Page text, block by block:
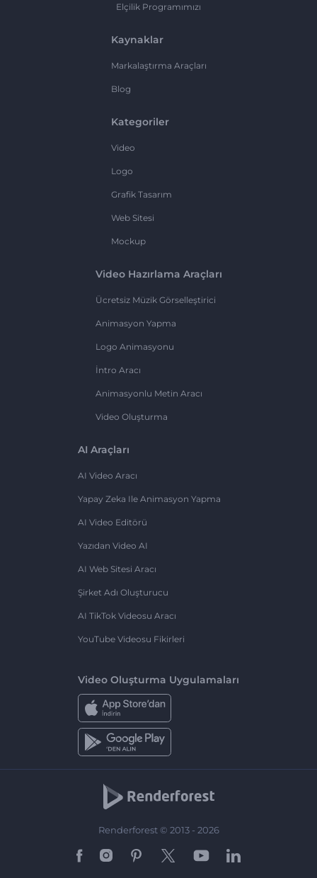
Elçilik Programımızı
Kaynaklar
Markalaştırma Araçları
Blog
Kategoriler
Video
Logo
Grafik Tasarım
Web Sitesi
Mockup
Video Hazırlama Araçları
Ücretsiz Müzik Görselleştirici
Animasyon Yapma
Logo Animasyonu
İntro Aracı
Animasyonlu Metin Aracı
Video Oluşturma
AI Araçları
AI Video Aracı
Yapay Zeka Ile Animasyon Yapma
AI Video Editörü
Yazıdan Video AI
AI Web Sitesi Aracı
Şirket Adı Oluşturucu
AI TikTok Videosu Aracı
YouTube Videosu Fikirleri
Video Oluşturma Uygulamaları
Renderforest © 2013 - 2026